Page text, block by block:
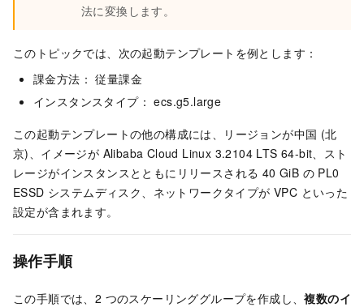
法に変換します。
このトピックでは、次の起動テンプレートを例とします：
課金方法： 従量課金
インスタンスタイプ： ecs.g5.large
この起動テンプレートの他の構成には、リージョンが中国 (北
京)、イメージが Alibaba Cloud Linux 3.2104 LTS 64-bit、スト
レージがインスタンスとともにリリースされる 40 GiB の PL0
ESSD システムディスク、ネットワークタイプが VPC といった
設定が含まれます。
操作手順
この手順では、2 つのスケーリンググループを作成し、複数のイ